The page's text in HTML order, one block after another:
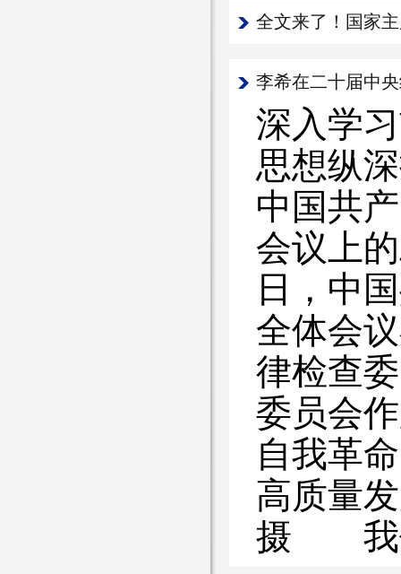
全文来了！国家
李希在二十届中
深入学
思想纵
中国共
会议上
日，中
全体会
律检查
委员会
自我革
高质量
摄 我